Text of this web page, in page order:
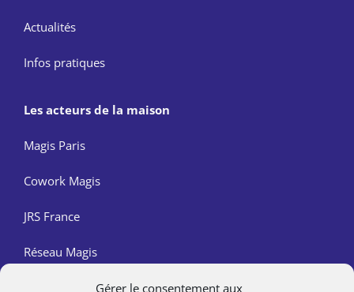
Gérer le consentement aux
Actualités
Infos pratiques
Les acteurs de la maison
Magis Paris
Cowork Magis
JRS France
Réseau Magis